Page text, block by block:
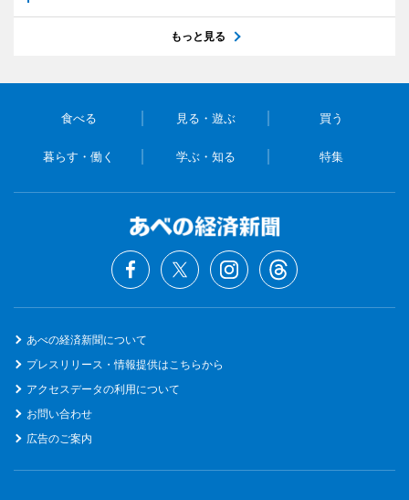
もっと見る
食べる 見る・遊ぶ 買う
暮らす・働く 学ぶ・知る 特集
あべの経済新聞について
プレスリリース・情報提供はこちらから
アクセスデータの利用について
お問い合わせ
広告のご案内